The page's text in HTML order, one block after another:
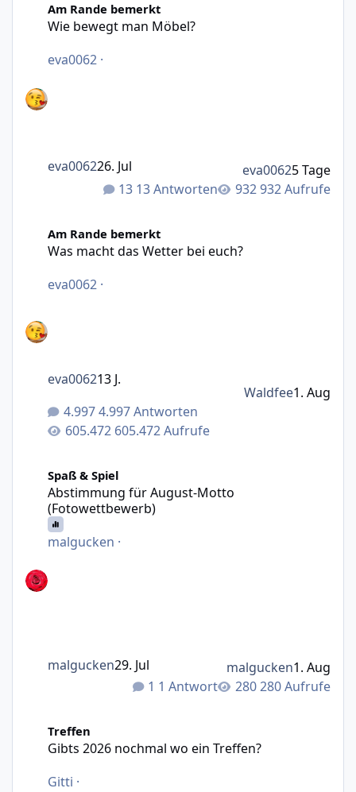
Am Rande bemerkt
Wie bewegt man Möbel?
eva0062 ·
13 Antworten 932 Aufrufe
eva006226. Jul eva00625 Tage
Am Rande bemerkt
Was macht das Wetter bei euch?
eva0062 ·
4.997 Antworten
605.472 Aufrufe
eva006213 J.
Waldfee1. Aug
Spaß & Spiel
Abstimmung für August-Motto
(Fotowettbewerb)
malgucken ·
1 Antwort 280 Aufrufe
malgucken29. Jul malgucken1. Aug
Treffen
Gibts 2026 nochmal wo ein Treffen?
Gitti ·